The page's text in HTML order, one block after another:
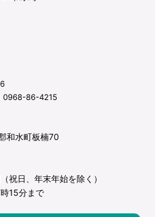
0968-86-4215
和水町板楠70
祝日、年末年始を除く）
15分まで